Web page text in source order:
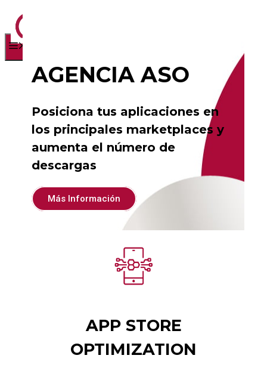
Saltar
al
contenidoAGENCIA ASO
Posiciona tus aplicaciones en
los principales marketplaces y
aumenta el número de
descargas
Más Información
APP STORE
OPTIMIZATION